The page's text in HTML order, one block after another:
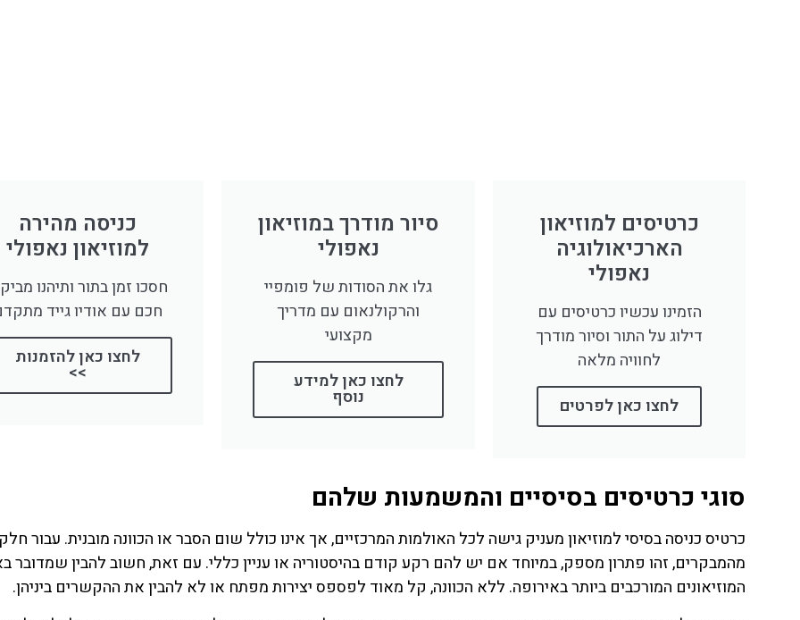
כרטיסים למוזיאון
הארכיאולוגיה
נאפולי
הזמינו עכשיו כרטיסים עם
דילוג על התור וסיור מודרך
לחוויה מלאה
לחצו כאן לפרטים
סיור מודרך במוזיאון
נאפולי
גלו את הסודות של פומפיי
והרקולנאום עם מדריך
מקצועי
לחצו כאן למידע
נוסף
כניסה מהירה
למוזיאון נאפולי
חסכו זמן בתור ותיהנו
חכם עם אודיו גייד
לחצו כאן להזמנות
>>
סוגי כרטיסים בסיסיים והמשמעות שלהם
כרטיס כניסה בסיסי למוזיאון מעניק גישה לכל האולמות המרכזיים, אך אינו כולל שום הסבר או הכוונה מובנית. עבור חלק
מהמבקרים, זהו פתרון מספק, במיוחד אם יש להם רקע קודם בהיסטוריה או עניין כללי. עם זאת, חשוב להבין שמדובר
המוזיאונים המורכבים ביותר באירופה. ללא הכוונה, קל מאוד לפספס יצירות מפתח או לא להבין את ההקשרים ביניהן.